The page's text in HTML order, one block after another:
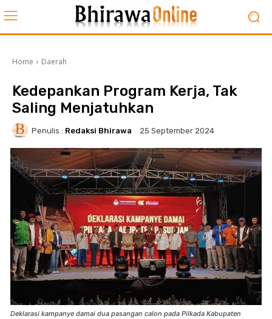
Home Daerah
Kedepankan Program Kerja, Tak
Saling Menjatuhkan
Penulis : Redaksi Bhirawa 25 September 2024
Deklarasi kampanye damai dua pasangan calon pada Pilkada Kabupaten